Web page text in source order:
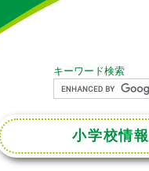
キーワード検索
小学校情報